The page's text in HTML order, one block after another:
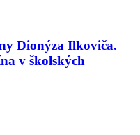
Dionýza Ilkoviča.
v školských